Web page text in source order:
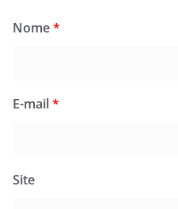
Nome*
E-mail*
Site